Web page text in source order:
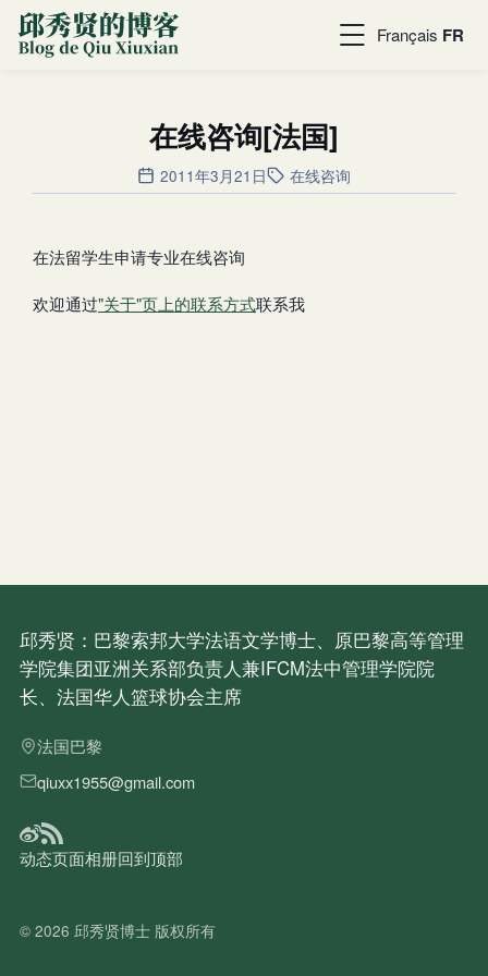
Français FR
在线咨询[法国]
2011年3月21日 在线咨询
在法留学生申请专业在线咨询
欢迎通过"关于"页上的联系方式联系我
邱秀贤：巴黎索邦大学法语文学博士、原巴黎高等管理
学院集团亚洲关系部负责人兼IFCM法中管理学院院
长、法国华人篮球协会主席
法国巴黎
qiuxx1955@gmail.com
动态页面相册回到顶部
© 2026 邱秀贤博士 版权所有